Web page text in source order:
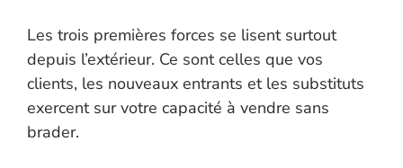
Les trois premières forces se lisent surtout
depuis l’extérieur. Ce sont celles que vos
clients, les nouveaux entrants et les substituts
exercent sur votre capacité à vendre sans
brader.